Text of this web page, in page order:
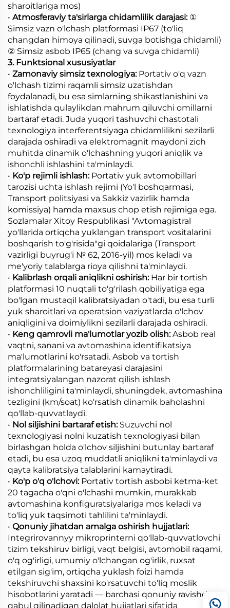
sharoitlariga mos)
• Atmosferaviy ta'sirlarga chidamlilik darajasi: ①
Simsiz vazn o'lchash platformasi IP67 (to'liq
changdan himoya qilinadi, suvga botishga chidamli)
② Simsiz asbob IP65 (chang va suvga chidamli)
3. Funktsional xususiyatlar
• Zamonaviy simsiz texnologiya: Portativ o'q vazn
o'lchash tizimi raqamli simsiz uzatishdan
foydalanadi, bu esa simlarning shikastlanishini va
ishlatishda qulaylikdan mahrum qiluvchi omillarni
bartaraf etadi. Juda yuqori tashuvchi chastotali
texnologiya interferentsiyaga chidamlilikni sezilarli
darajada oshiradi va elektromagnit maydoni zich
muhitda dinamik o'lchashning yuqori aniqlik va
ishonchli ishlashini ta'minlaydi.
• Ko'p rejimli ishlash: Portativ yuk avtomobillari
tarozisi uchta ishlash rejimi (Yo'l boshqarmasi,
Transport politsiyasi va Sakkiz vazirlik hamda
komissiya) hamda maxsus chop etish rejimiga ega.
Sozlamalar Xitoy Respublikasi "Avtomagistral
yo'llarida ortiqcha yuklangan transport vositalarini
boshqarish to'g'risida"gi qoidalariga (Transport
vazirligi buyrug'i № 62, 2016-yil) mos keladi va
me'yoriy talablarga rioya qilishni ta'minlaydi.
• Kalibrlash orqali aniqlikni oshirish: Har bir tortish
platformasi 10 nuqtali to'g'rilash qobiliyatiga ega
bo'lgan mustaqil kalibratsiyadan o'tadi, bu esa turli
yuk sharoitlari va operatsion vaziyatlarda o'lchov
aniqligini va doimiylikni sezilarli darajada oshiradi.
• Keng qamrovli ma'lumotlar yozib olish:Asbob real
vaqtni, sanani va avtomashina identifikatsiya
ma'lumotlarini ko'rsatadi. Asbob va tortish
platformalarining batareyasi darajasini
integratsiyalangan nazorat qilish ishlash
ishonchliligini ta'minlaydi, shuningdek, avtomashina
tezligini (km/soat) ko'rsatish dinamik baholashni
qo'llab-quvvatlaydi.
• Nol siljishini bartaraf etish: Suzuvchi nol
texnologiyasi nolni kuzatish texnologiyasi bilan
birlashgan holda o'lchov siljishini butunlay bartaraf
etadi, bu esa uzoq muddatli aniqlikni ta'minlaydi va
qayta kalibratsiya talablarini kamaytiradi.
• Ko'p o'q o'lchovi: Portativ tortish asbobi ketma-ket
20 tagacha o'qni o'lchashi mumkin, murakkab
avtomashina konfiguratsiyalariga mos keladi va
to'liq yuk taqsimoti tahlilini ta'minlaydi.
• Qonuniy jihatdan amalga oshirish hujjatlari:
Integrirovannyy mikroprinterni qo'llab-quvvatlovchi
tizim tekshiruv birligi, vaqt belgisi, avtomobil raqami,
o'q og'irligi, umumiy o'lchangan og'irlik, ruxsat
etilgan sig'im, ortiqcha yuklash foizi hamda
tekshiruvchi shaxsini ko'rsatuvchi to'liq moslik
hisobotlarini yaratadi — barchasi qonuniy ravishda
qabul qilinadigan dalolat hujjatlari sifatida